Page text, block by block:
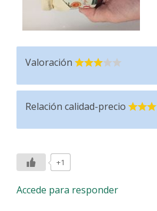
Valoración
Relación calidad-precio
+1
Accede para responder